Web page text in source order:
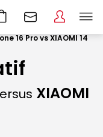
16 Pro vs XIAOMI 14
XIAOMI